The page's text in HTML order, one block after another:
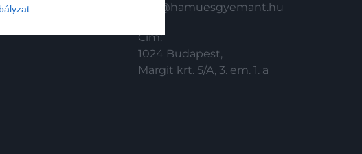
info@hamuesgyemant.hu
Cím:
1024 Budapest,
Margit krt. 5/A, 3. em. 1. a